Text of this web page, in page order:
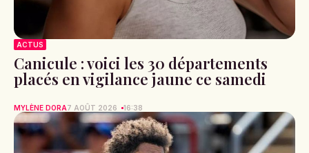
ACTUS
Canicule : voici les 30 départements
placés en vigilance jaune ce samedi
MYLÈNE DORA7 AOÛT 2026 16:38